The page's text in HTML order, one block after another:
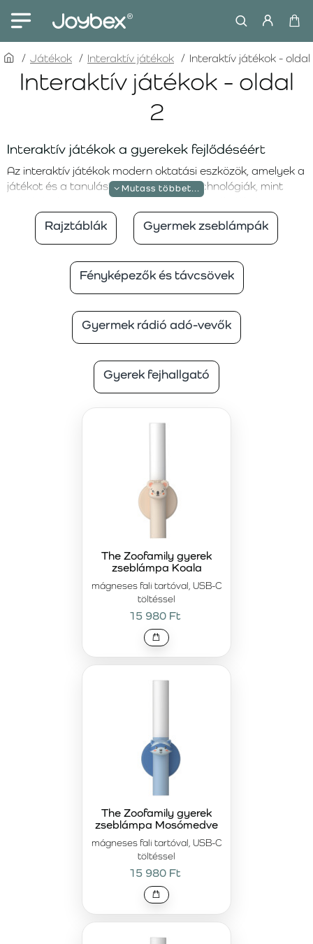
Interaktív játékok - oldal
2
home
Játékok Interaktív játékok Interaktív játékok - oldal
Interaktív játékok a gyerekek fejlődéséért
Az interaktív játékok modern oktatási eszközök, amelyek a
játékot és a tanulást ötvözik. Fejlett technológiák, mint
például a kiterjesztett valóság, érintésérzékelők és
hangfunkciók révén ezek a játékok szórakoztató és
lebilincselő módon segítik a gyerekeket az új ismeretek
felfedezésében. Az interaktív játékok arra ösztönzik a
gyerekeket, hogy aktívan részt vegyenek a tanulásban,
ezáltal fejlesztve kíváncsiságukat, logikus
gondolkodásukat és kreativitásukat.
LIEWOOD Varázslótábla kreatív percekhez
LIEWOOD Zorarajztábla lehetőséget ad az újra és újra
The Zoofamily Gyerek fényképezőgép azonnali
A Zooamily unikornisos kamerája
örömet szerez minden kis
Az interaktív játékok minden korosztály számára
alkalmasak, a legkisebb felfedezőktől egészen az idősebb
iskolásokig. A legkisebbek számára ideálisak az egyszerű
feladatokat és játékos elemeket tartalmazó játékok,
amelyek támogatják a motorikus képességek és a
koordináció fejlődését. Az idősebb gyerekek haladó
oktatási tevékenységekkel foglalkozhatnak, amelyek
felkészítik őket az iskolai kihívásokra és szélesítik
látókörüket. Az interaktív játékok ezért remek ajándékok
minden olyan gyermek számára, aki szeret új dolgokat
tanulni és közben jól szórakozni.
Rajztáblák Gyermek zseblámpák
Fényképezők és távcsövek
Gyermek rádió adó-vevők
Gyerek fejhallgató
mágneses fali tartóval, USB-C
töltéssel
The Zoofamily gyerek
zseblámpa Koala
15 980 Ft
mágneses fali tartóval, USB-C
töltéssel
The Zoofamily gyerek
zseblámpa Mosómedve
15 980 Ft